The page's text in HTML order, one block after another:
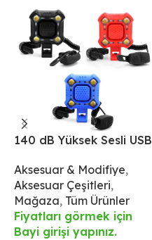
140 dB Yüksek Sesli USB
Işıklı Ön Aydınlatma –
IPX6 Su Geçirmez
Aksesuar & Modifiye,
Aksesuar Çeşitleri,
Mağaza, Tüm Ürünler
Fiyatları görmek için
Bayi girişi yapınız.